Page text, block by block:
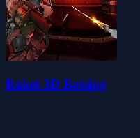
Raket 3D Botsing